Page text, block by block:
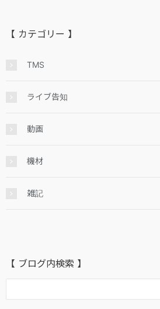
【 カテゴリー 】
TMS
ライブ告知
動画
機材
雑記
【 ブログ内検索 】